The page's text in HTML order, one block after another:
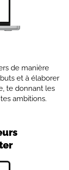
de manière
et à élaborer
te donnant les
ambitions.